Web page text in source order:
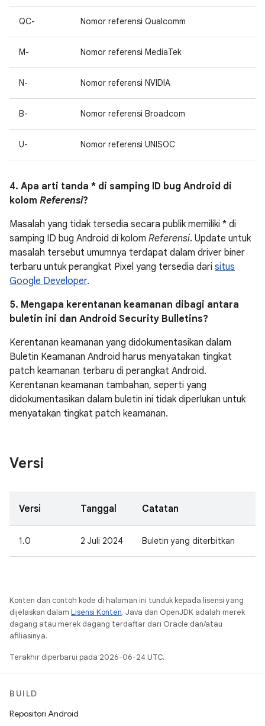
QC- Nomor referensi Qualcomm
M- Nomor referensi MediaTek
N- Nomor referensi NVIDIA
B- Nomor referensi Broadcom
U- Nomor referensi UNISOC
4. Apa arti tanda * di samping ID bug Android di
kolom Referensi?
Masalah yang tidak tersedia secara publik memiliki * di
samping ID bug Android di kolom Referensi. Update untuk
masalah tersebut umumnya terdapat dalam driver biner
terbaru untuk perangkat Pixel yang tersedia dari situs
Google Developer.
5. Mengapa kerentanan keamanan dibagi antara
buletin ini dan Android Security Bulletins?
Kerentanan keamanan yang didokumentasikan dalam
Buletin Keamanan Android harus menyatakan tingkat
patch keamanan terbaru di perangkat Android.
Kerentanan keamanan tambahan, seperti yang
didokumentasikan dalam buletin ini tidak diperlukan untuk
menyatakan tingkat patch keamanan.
Versi
Versi Tanggal Catatan
1.0 2 Juli 2024 Buletin yang diterbitkan
Konten dan contoh kode di halaman ini tunduk kepada lisensi yang
dijelaskan dalam Lisensi Konten. Java dan OpenJDK adalah merek
dagang atau merek dagang terdaftar dari Oracle dan/atau
afiliasinya.
Terakhir diperbarui pada 2026-06-24 UTC.
BUILD
Repositori Android